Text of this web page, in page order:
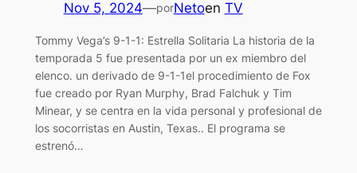
Nov 5, 2024—porNetoen TV
Tommy Vega’s 9-1-1: Estrella Solitaria La historia de la
temporada 5 fue presentada por un ex miembro del
elenco. un derivado de 9-1-1el procedimiento de Fox
fue creado por Ryan Murphy, Brad Falchuk y Tim
Minear, y se centra en la vida personal y profesional de
los socorristas en Austin, Texas.. El programa se
estrenó…